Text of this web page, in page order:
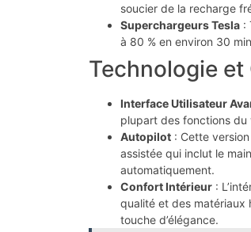
soucier de la recharge
Superchargeurs Tesla :
à 80 % en environ 30
Technologie
Interface Utilisateur
plupart des fonctions du
Autopilot : Cette
assistée qui inclut le
automatiquement.
Confort Intérieur :
qualité et des matériaux
touche d’élégance.